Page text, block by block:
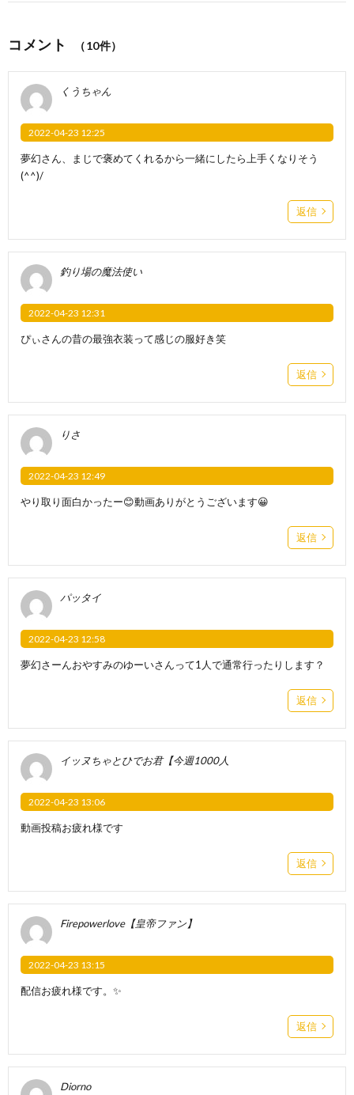
コメント （10件）
くうちゃん
2022-04-23 12:25
夢幻さん、まじで褒めてくれるから一緒にしたら上手くなりそう
(^^)/
返信
釣り場の魔法使い
2022-04-23 12:31
ぴぃさんの昔の最強衣装って感じの服好き笑
返信
りさ
2022-04-23 12:49
やり取り面白かったー😊動画ありがとうございます😀
返信
パッタイ
2022-04-23 12:58
夢幻さーんおやすみのゆーいさんって1人で通常行ったりします？
返信
イッヌちゃとひでお君【今週1000人
2022-04-23 13:06
動画投稿お疲れ様です
返信
Firepowerlove【皇帝ファン】
2022-04-23 13:15
配信お疲れ様です。✨
返信
Diorno